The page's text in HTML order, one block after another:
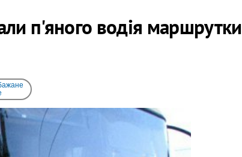
п'яного водія маршрутки